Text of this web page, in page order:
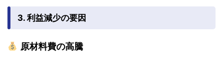
3. 利益減少の要因
原材料費の高騰